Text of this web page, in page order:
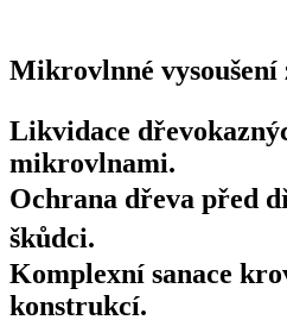
Mikrovlnné vysoušení
Likvidace
mikrovlnami.
Ochrana dřeva před
škůdci.
Komplexní sanace
konstrukcí.